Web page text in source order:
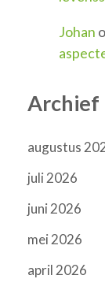
Johan
Archief
augustus
juli 2026
juni 2026
mei 2026
april 2026